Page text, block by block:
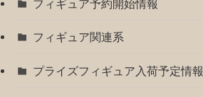
フィギュア予約開始情報
フィギュア関連系
プライズフィギュア入荷予定情報